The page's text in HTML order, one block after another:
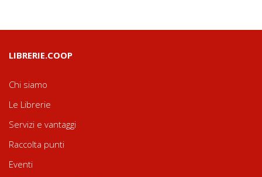
LIBRERIE.COOP
Chi siamo
Le Librerie
Servizi e vantaggi
Raccolta punti
Eventi